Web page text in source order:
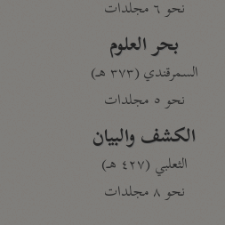
نحو ٦ مجلدات
بحر العلوم
السمرقندي (٣٧٣ هـ)
نحو ٥ مجلدات
الكشف والبيان
الثعلبي (٤٢٧ هـ)
نحو ٨ مجلدات